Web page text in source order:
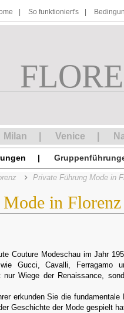
So funktioniert's
Milan Venice
Private Führung Mode in
Mode in Florenz
Couture Modeschau im Jahr
Gucci, Cavalli, Ferragamo
Wiege der Renaissance,
erkunden Sie die fundamentale
Geschichte der Mode gespielt